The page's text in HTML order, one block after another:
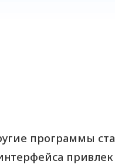
программы
привлек